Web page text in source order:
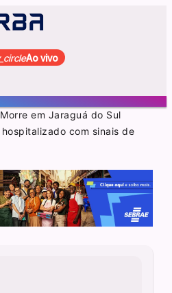
Ao vivo
Morre em Jaraguá do Sul
com sinais de